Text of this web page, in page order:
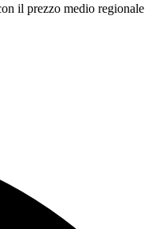
il prezzo medio regionale